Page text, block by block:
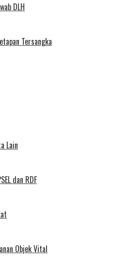
DLH
Tersangka
Lain
dan RDF
Objek Vital